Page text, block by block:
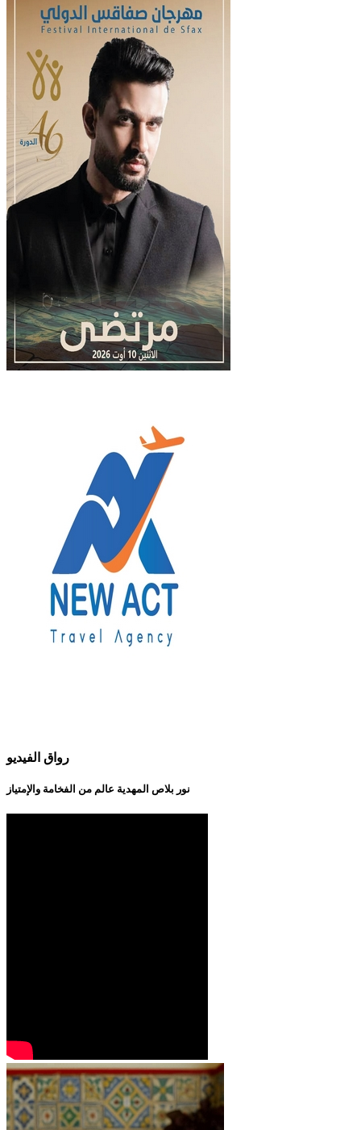
رواق الفيديو
نور بلاص المهدية عالم من الفخامة والإمتياز